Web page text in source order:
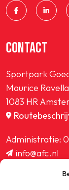
CONTACT
Sportpark
Maurice
1083 HR
Administratie:
info@afc.nl